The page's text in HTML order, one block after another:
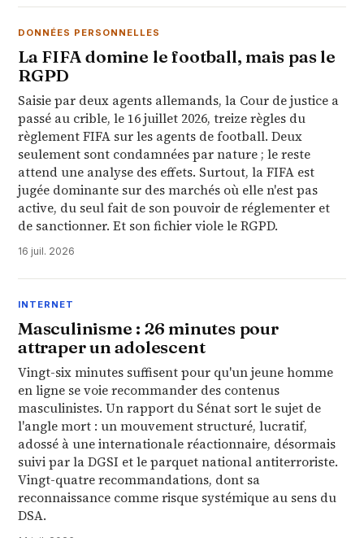
DONNÉES PERSONNELLES
La FIFA domine le football, mais pas le
RGPD
Saisie par deux agents allemands, la Cour de justice a
passé au crible, le 16 juillet 2026, treize règles du
règlement FIFA sur les agents de football. Deux
seulement sont condamnées par nature ; le reste
attend une analyse des effets. Surtout, la FIFA est
jugée dominante sur des marchés où elle n'est pas
active, du seul fait de son pouvoir de réglementer et
de sanctionner. Et son fichier viole le RGPD.
16 juil. 2026
INTERNET
Masculinisme : 26 minutes pour
attraper un adolescent
Vingt-six minutes suffisent pour qu'un jeune homme
en ligne se voie recommander des contenus
masculinistes. Un rapport du Sénat sort le sujet de
l'angle mort : un mouvement structuré, lucratif,
adossé à une internationale réactionnaire, désormais
suivi par la DGSI et le parquet national antiterroriste.
Vingt-quatre recommandations, dont sa
reconnaissance comme risque systémique au sens du
DSA.